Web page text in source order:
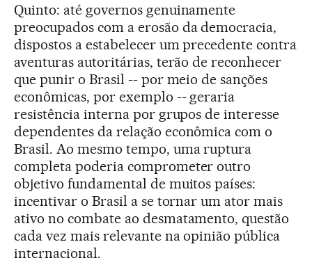
Quinto: até governos genuinamente
preocupados com a erosão da democracia,
dispostos a estabelecer um precedente contra
aventuras autoritárias, terão de reconhecer
que punir o Brasil -- por meio de sanções
econômicas, por exemplo -- geraria
resistência interna por grupos de interesse
dependentes da relação econômica com o
Brasil. Ao mesmo tempo, uma ruptura
completa poderia comprometer outro
objetivo fundamental de muitos países:
incentivar o Brasil a se tornar um ator mais
ativo no combate ao desmatamento, questão
cada vez mais relevante na opinião pública
internacional.